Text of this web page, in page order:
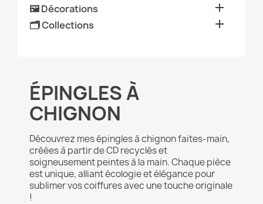
🖼️ Décorations 
🗂️ Collections 
ÉPINGLES À
CHIGNON
Découvrez mes épingles à chignon faites-main,
créées à partir de CD recyclés et
soigneusement peintes à la main. Chaque pièce
est unique, alliant écologie et élégance pour
sublimer vos coiffures avec une touche originale
!